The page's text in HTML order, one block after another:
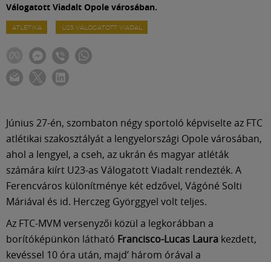
Válogatott Viadalt Opole városában.
ATLÉTIKA U23 VÁLOGATOTT VIADAL
Június 27-én, szombaton négy sportoló képviselte az FTC
atlétikai szakosztályát a lengyelországi Opole városában,
ahol a lengyel, a cseh, az ukrán és magyar atléták
számára kiírt U23-as Válogatott Viadalt rendezték. A
Ferencváros különítménye két edzővel, Vágóné Solti
Máriával és id. Herczeg Györggyel volt teljes.
Az FTC-MVM versenyzői közül a legkorábban a
borítóképünkön látható Francisco-Lucas Laura kezdett,
kevéssel 10 óra után, majd’ három órával a
Meccscenter
Klub
Shop
Közösség
Múzeum
English